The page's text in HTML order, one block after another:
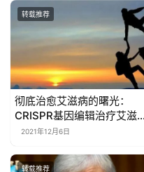
获批临床
2021年12月6日
NIH主任发布了最新声明，